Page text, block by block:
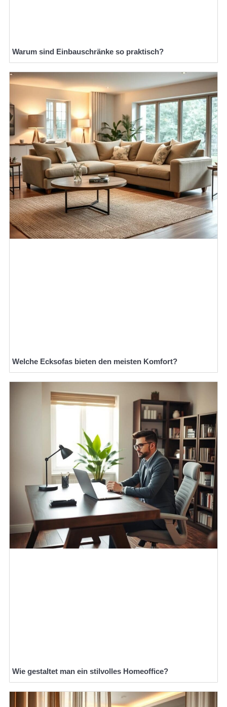
Warum sind Einbauschränke so praktisch?
Welche Ecksofas bieten den meisten Komfort?
Wie gestaltet man ein stilvolles Homeoffice?